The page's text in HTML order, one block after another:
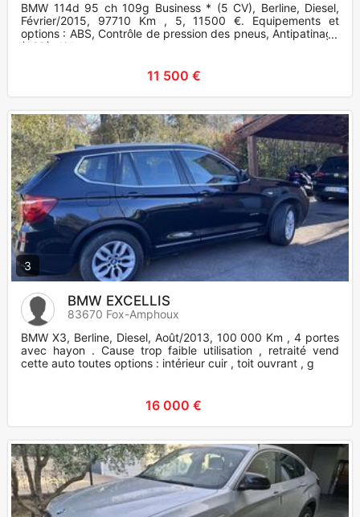
BMW 114d 95 ch 109g Business * (5 CV), Berline, Diesel,
Février/2015, 97710 Km , 5, 11500 €. Equipements et
options : ABS, Contrôle de pression des pneus, Antipatinage
(ASR), Airb
11 500 €
3
BMW EXCELLIS
83670 Fox-Amphoux
BMW X3, Berline, Diesel, Août/2013, 100 000 Km , 4 portes
avec hayon . Cause trop faible utilisation , retraité vend
cette auto toutes options : intérieur cuir , toit ouvrant , g
16 000 €